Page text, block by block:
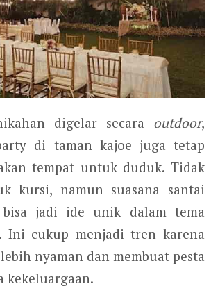
digelar secara outdoor,
di taman kajoe juga tetap
tempat untuk duduk. Tidak
kursi, namun suasana santai
jadi ide unik dalam tema
Ini cukup menjadi tren karena
nyaman dan membuat pesta
kekeluargaan.